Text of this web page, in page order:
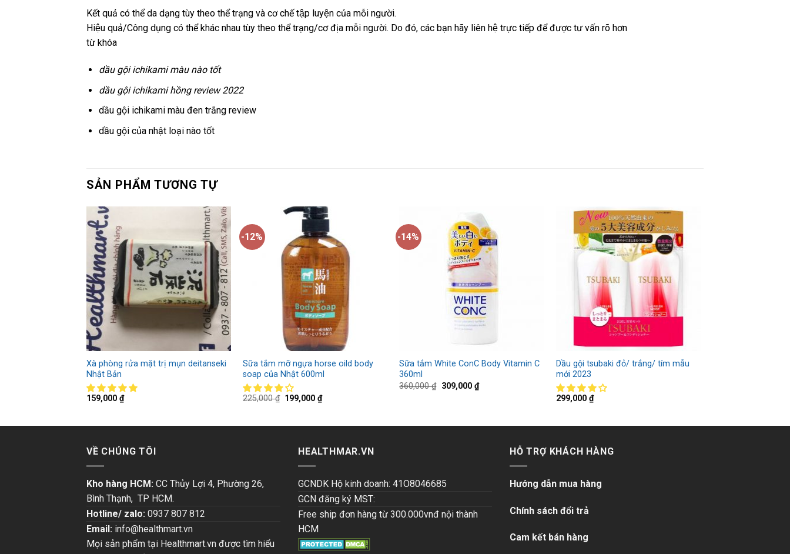
Kết quả có thể da dạng tùy theo thể trạng và cơ chế tập luyện của mỗi người.
Hiệu quả/Công dụng có thể khác nhau tùy theo thể trạng/cơ địa mỗi người. Do đó, các bạn hãy liên hệ trực tiếp để được tư vấn rõ hơn
từ khóa
dầu gội ichikami màu nào tốt
dầu gội ichikami hồng review 2022
dầu gội ichikami màu đen trắng review
dầu gội của nhật loại nào tốt
SẢN PHẨM TƯƠNG TỰ
Xà phòng rửa mặt trị mụn deitanseki
Nhật Bản
159,000 ₫
-12%
Sữa tắm mỡ ngựa horse oild body
soap của Nhật 600ml
225,000₫ 199,000₫
-14%
Sữa tắm White ConC Body Vitamin C
360ml
360,000₫ 309,000 ₫
Dầu gội tsubaki đỏ/ trắng/ tím mẫu
mới 2023
299,000 ₫
VỀ CHÚNG TÔI
Kho hàng HCM: CC Thủy Lợi 4, Phường 26,
Bình Thạnh, TP HCM.
Hotline/ zalo: 0937 807 812
Email: info@healthmart.vn
Mọi sản phẩm tại Healthmart.vn được tìm hiểu
HEALTHMAR.VN
GCNDK Hộ kinh doanh: 41O8046685
GCN đăng ký MST:
Free ship đơn hàng từ 300.000vnđ nội thành
HCM
HỖ TRỢ KHÁCH HÀNG
Hướng dẫn mua hàng
Chính sách đổi trả
Cam kết bán hàng